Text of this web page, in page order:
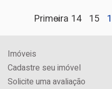
Primeira
« 14 15
Imóveis
Cadastre seu imóvel
Solicite uma avaliação